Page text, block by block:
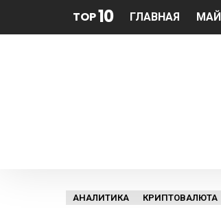
TOP10 ГЛАВНАЯ
АНАЛИТИКА КРИПТОВАЛЮТА